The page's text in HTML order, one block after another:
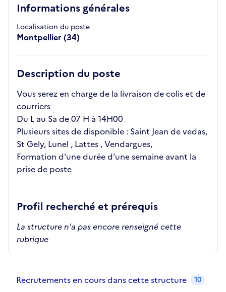
Informations générales
Localisation du poste
Montpellier (34)
Description du poste
Vous serez en charge de la livraison de colis et de
courriers
Du L au Sa de 07 H à 14H00
Plusieurs sites de disponible : Saint Jean de vedas,
St Gely, Lunel , Lattes , Vendargues,
Formation d'une durée d'une semaine avant la
prise de poste
Profil recherché et prérequis
La structure n'a pas encore renseigné cette
rubrique
Recrutements en cours dans cette structure 10